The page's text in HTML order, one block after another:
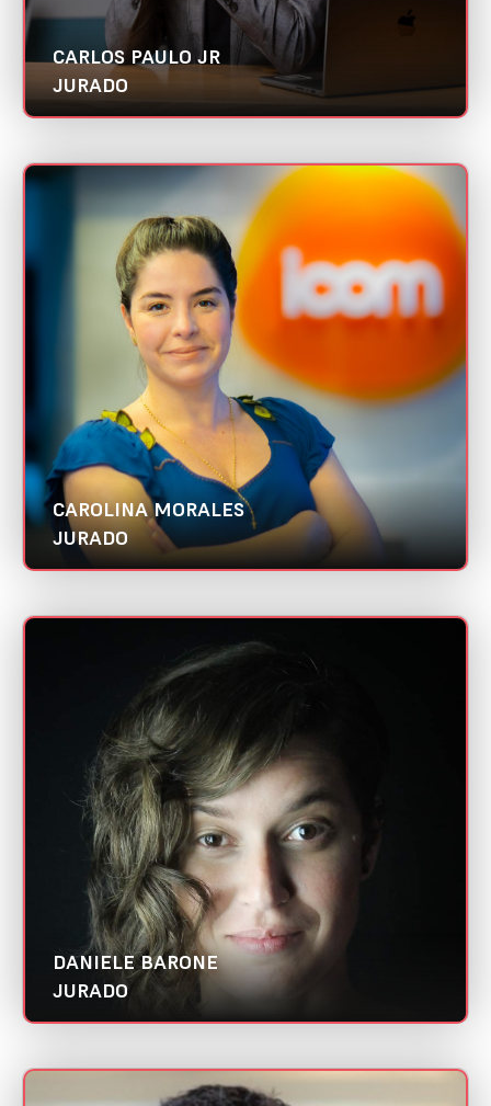
CARLOS PAULO JR
JURADO
CAROLINA MORALES
JURADO
CAROLINA MORALES
IComunicação | Abradi Nacional
Categorias:
Melhor case de digital branding
DANIELE BARONE
JURADO
DANIELE BARONE
Execom | Abradi Nacional
Redator/ Copywriter